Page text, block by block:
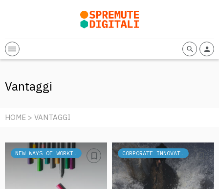
Vantaggi
HOME > VANTAGGI
NEW WAYS OF WORKING CORPORATE INNOVATION